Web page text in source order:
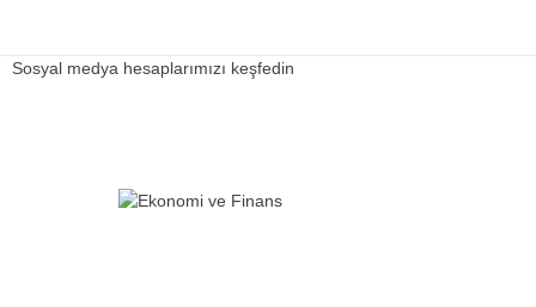
Sosyal medya hesaplarımızı keşfedin